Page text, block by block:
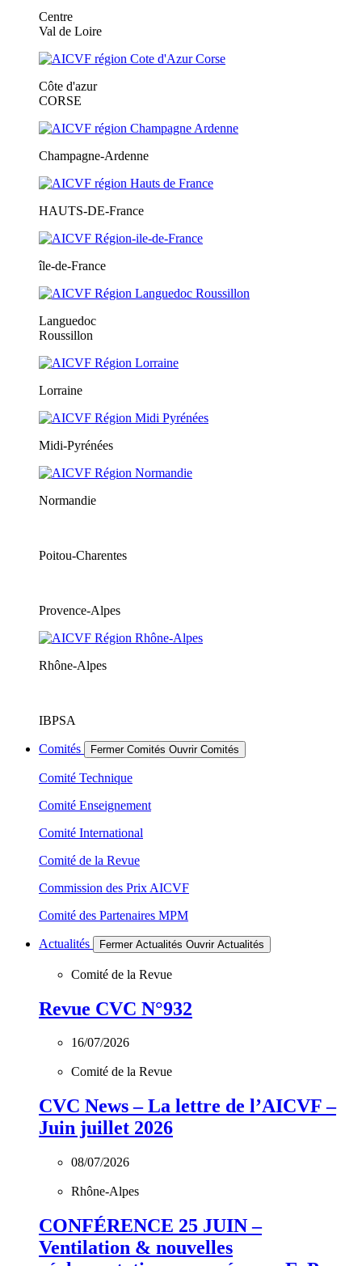
Centre
Val de Loire
Côte d'azur
CORSE
Champagne-Ardenne
HAUTS-DE-France
île-de-France
Languedoc
Roussillon
Lorraine
Midi-Pyrénées
Normandie
Poitou-Charentes
Provence-Alpes
Rhône-Alpes
IBPSA
Comités Fermer Comités Ouvrir Comités
Comité Technique
Comité Enseignement
Comité International
Comité de la Revue
Commission des Prix AICVF
Comité des Partenaires MPM
Actualités Fermer Actualités Ouvrir Actualités
Comité de la Revue
Revue CVC N°932
16/07/2026
Comité de la Revue
CVC News – La lettre de l’AICVF –
Juin juillet 2026
08/07/2026
Rhône-Alpes
CONFÉRENCE 25 JUIN –
Ventilation & nouvelles